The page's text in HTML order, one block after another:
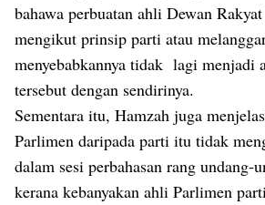
bahawa perbuatan ahli Dewan
mengikut prinsip parti atau
menyebabkannya tidak lagi menjadi
tersebut dengan sendirinya.
Sementara itu, Hamzah juga
Parlimen daripada parti itu tidak
dalam sesi perbahasan rang undang-
kerana kebanyakan ahli Parlimen